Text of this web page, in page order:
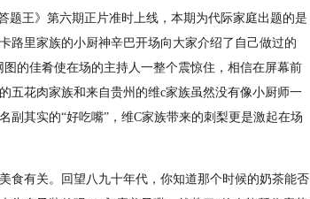
题王》第六期正片准时上线，本期为代际家庭出题的是
路里家族的小厨神辛巴开场向大家介绍了自己做过的
的佳肴使在场的主持人一整个震惊住，相信在屏幕前
五花肉家族和来自贵州的维c家族虽然没有像小厨师一
其实的“好吃嘴”，维C家族带来的刺梨更是激起在场
食有关。回望八九十年代，你知道那个时候的奶茶能否